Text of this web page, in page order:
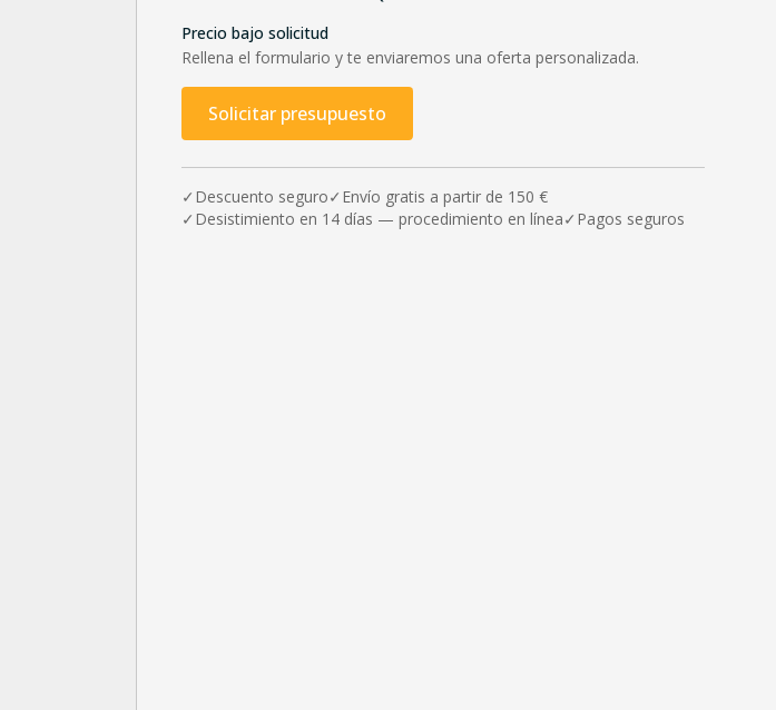
Precio bajo solicitud
Rellena el formulario y te enviaremos una oferta personalizada.
Solicitar presupuesto
✓ Descuento seguro✓ Envío gratis a partir de 150 €
✓ Desistimiento en 14 días — procedimiento en línea✓ Pagos seguros